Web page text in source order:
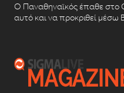
Ο Παναθηναϊκός έπαθε στο
αυτό και να προκριθεί μέσω